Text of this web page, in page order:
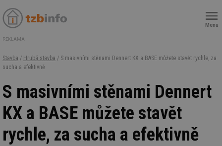
Menu
REKLAMA
Stavba / Hrubá stavba / S masivními stěnami Dennert KX a BASE můžete stavět rychle, za
sucha a efektivně
S masivními stěnami Dennert
KX a BASE můžete stavět
rychle, za sucha a efektivně